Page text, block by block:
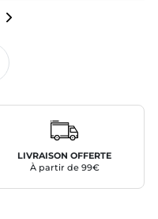
LIVRAISON OFFERTE
À partir de 99€